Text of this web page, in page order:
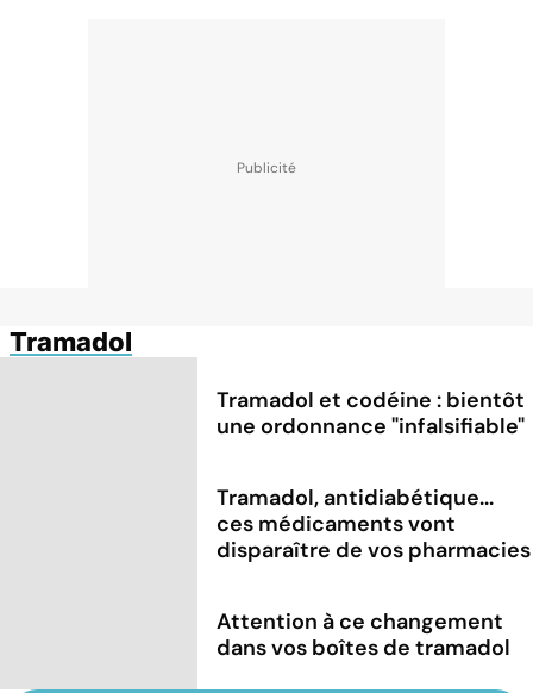
Tramadol
Tramadol et codéine : bientôt
une ordonnance "infalsifiable"
Tramadol, antidiabétique...
ces médicaments vont
disparaître de vos pharmacies
Attention à ce changement
dans vos boîtes de tramadol